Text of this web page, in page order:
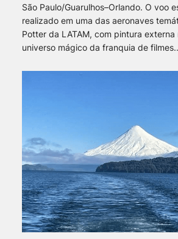
São Paulo/Guarulhos–Orlando. O voo
realizado em uma das aeronaves
Potter da LATAM, com pintura
universo mágico da franquia de